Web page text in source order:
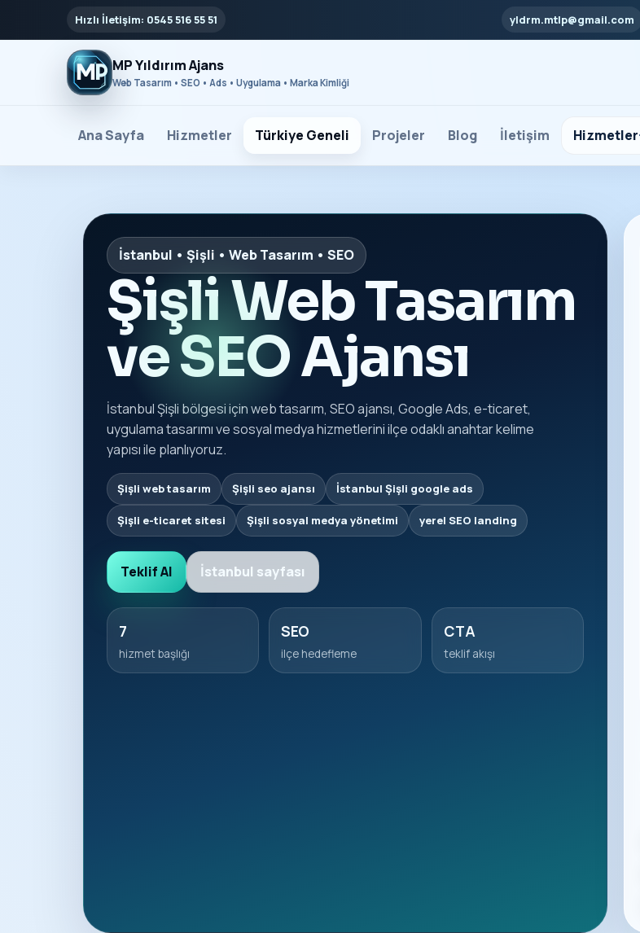
Hızlı İletişim: 0545 516 55 51 yldrm.mtlp@gmail.com
MP Yıldırım Ajans
Web Tasarım • SEO • Ads • Uygulama • Marka Kimliği
Ana Sayfa Hizmetler Türkiye Geneli Projeler Blog İletişim Hizmetler
İstanbul • Şişli • Web Tasarım • SEO
Şişli Web Tasarım
ve SEO Ajansı
İstanbul Şişli bölgesi için web tasarım, SEO ajansı, Google Ads, e-ticaret,
uygulama tasarımı ve sosyal medya hizmetlerini ilçe odaklı anahtar kelime
yapısı ile planlıyoruz.
Şişli web tasarım Şişli seo ajansı İstanbul Şişli google ads
Şişli e-ticaret sitesi Şişli sosyal medya yönetimi yerel SEO landing
Teklif Al İstanbul sayfası
7
hizmet başlığı
SEO
ilçe hedefleme
CTA
teklif akışı